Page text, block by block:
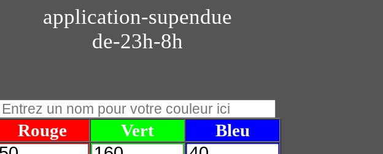
application-supendue
de-23h-8h
Rouge Vert Bleu